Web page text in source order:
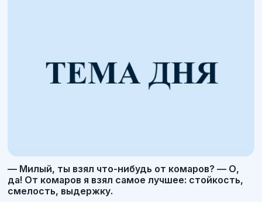
— Милый, ты взял что-нибудь от комаров? — О,
да! От комаров я взял самое лучшее: стойкость,
смелость, выдержку.